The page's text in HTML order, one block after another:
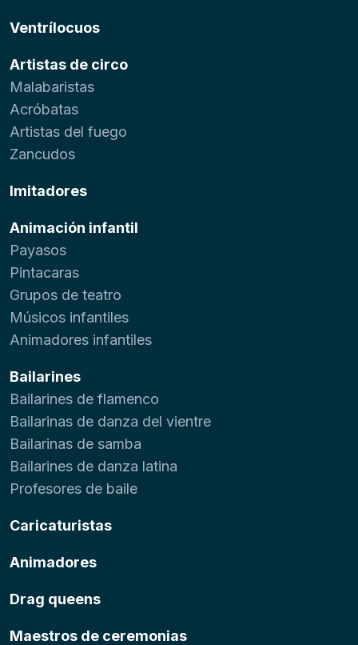
Ventrílocuos
Artistas de circo
Malabaristas
Acróbatas
Artistas del fuego
Zancudos
Imitadores
Animación infantil
Payasos
Pintacaras
Grupos de teatro
Músicos infantiles
Animadores infantiles
Bailarines
Bailarines de flamenco
Bailarinas de danza del vientre
Bailarinas de samba
Bailarines de danza latina
Profesores de baile
Caricaturistas
Animadores
Drag queens
Maestros de ceremonias